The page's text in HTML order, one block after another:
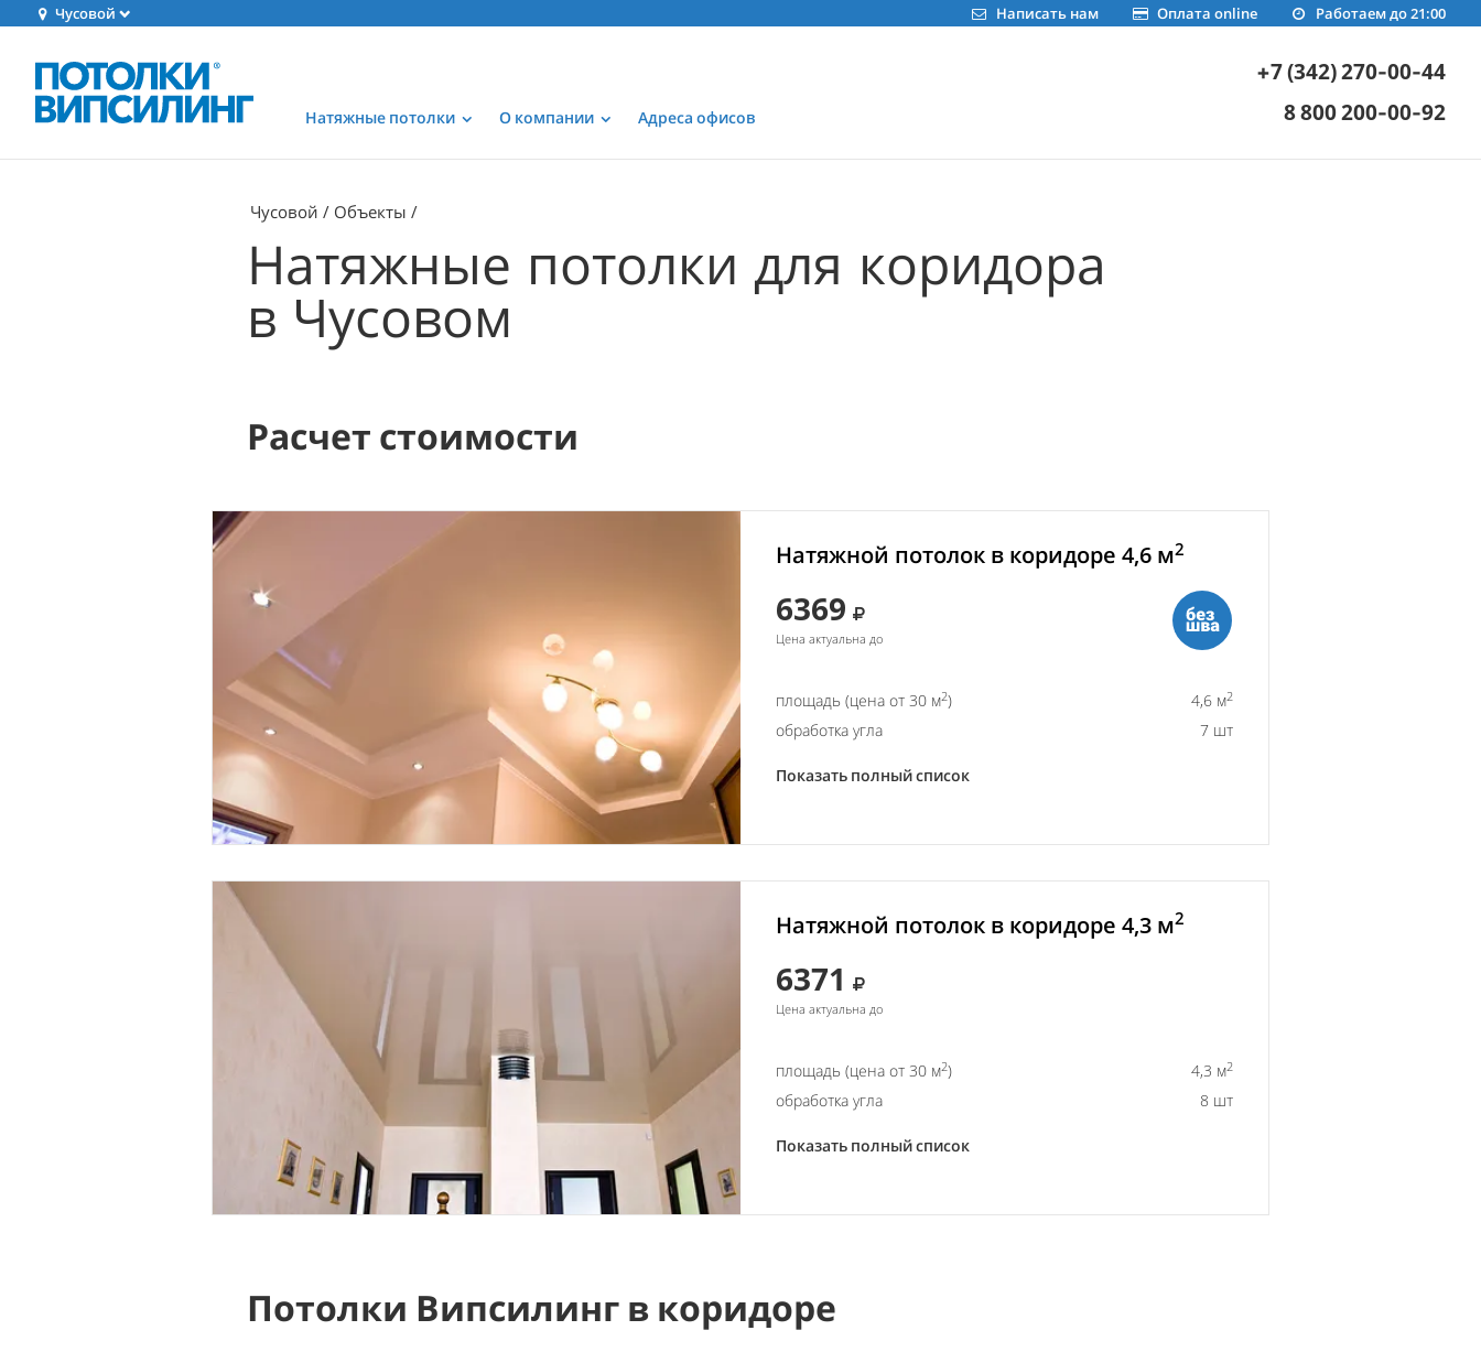
Чусовой Работаем до 21:00
Оплата online
Написать нам
Натяжные потолки О компании Адреса офисов
+7 (342) 270-00-44
8 800 200-00-92
Чусовой Объекты
Натяжные потолки для коридора
в Чусовом
Расчет стоимости
Натяжной потолок в коридоре 4,6 м2
6369
Цена актуальна до
площадь (цена от 30 м2) 4,6 м2
обработка угла 7 шт
Показать полный список
Натяжной потолок в коридоре 4,3 м2
6371
Цена актуальна до
площадь (цена от 30 м2) 4,3 м2
обработка угла 8 шт
Показать полный список
Потолки Випсилинг в коридоре